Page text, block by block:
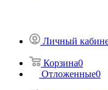
Личный
Корзина0
Отложенные0